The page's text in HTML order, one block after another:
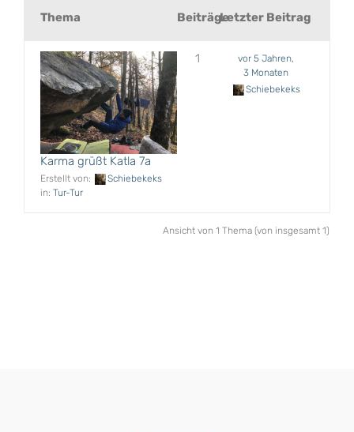
Thema BeiträgeLetzter Beitrag
Karma grüßt Katla 7a
Erstellt von:
Schiebekeks
in: Tur-Tur
1
vor 5 Jahren,
3 Monaten
Schiebekeks
Ansicht von 1 Thema (von insgesamt 1)